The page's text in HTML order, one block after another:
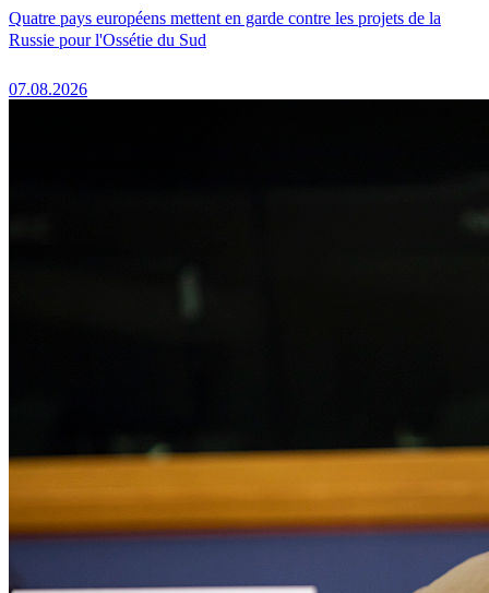
Quatre pays européens mettent en garde contre les projets de la
Russie pour l'Ossétie du Sud
07.08.2026